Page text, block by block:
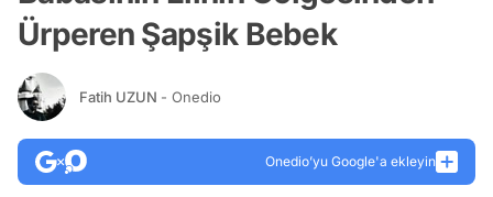
Ürperen Şapşik Bebek
Fatih UZUN - Onedio
Onedio’yu Google'a ekleyin